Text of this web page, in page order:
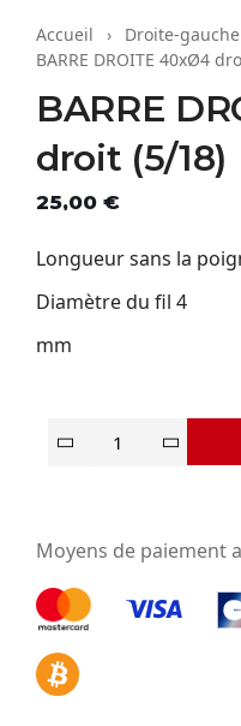
Accueil
Droite-
BARRE DROITE 40xØ4
BARRE
droit (5/18)
25,00 €
Longueur sans la
Diamètre du fil 4
mm
Moyens de paiement